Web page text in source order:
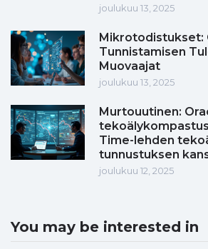
joulukuu 13, 2025
Mikrotodistukset:
Tunnistamisen
Muovaajat
joulukuu 13, 2025
Murtouutinen:
Time-lehden
tunnustuksen
joulukuu 12, 2025
You may be interested in